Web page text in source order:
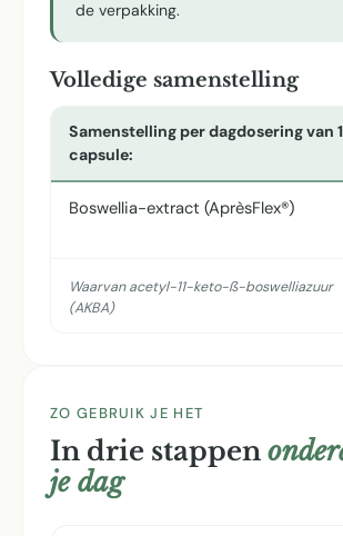
de verpakking.
Volledige samenstelling
Samenstelling per dagdosering van 1
capsule:
Boswellia-extract (AprèsFlex®)
Waarvan acetyl-11-keto-ß-boswelliazuur
(AKBA)
ZO GEBRUIK JE HET
In drie stappen
je dag